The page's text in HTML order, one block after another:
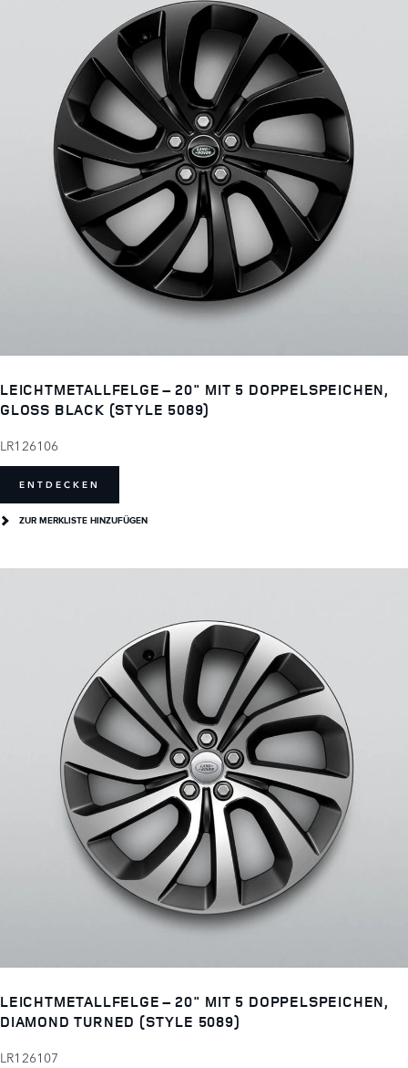
LEICHTMETALLFELGE – 20" MIT 5 DOPPELSPEICHEN,
GLOSS BLACK (STYLE 5089)
LR126106
ENTDECKEN
ZUR MERKLISTE HINZUFÜGEN
LEICHTMETALLFELGE – 20" MIT 5 DOPPELSPEICHEN,
DIAMOND TURNED (STYLE 5089)
LR126107